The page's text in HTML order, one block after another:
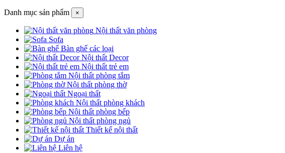
Danh mục sản phẩm ×
Nội thất văn phòng
Sofa
Bàn ghế các loại
Nội thất Decor
Nội thất trẻ em
Nội thất phòng tắm
Nội thất phòng thờ
Ngoại thất
Nội thất phòng khách
Nội thất phòng bếp
Nội thất phòng ngủ
Thiết kế nội thất
Dự án
Liên hệ